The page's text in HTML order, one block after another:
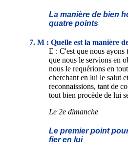
La manière de bien
quatre points
7. M : Quelle est la manière
E : C'est que nous
que nous le servions en
nous le requérions en
cherchant en lui le salut
reconnaissions, tant de
tout bien procède de lui
Le 2e dimanche
Le premier point
fier en lui